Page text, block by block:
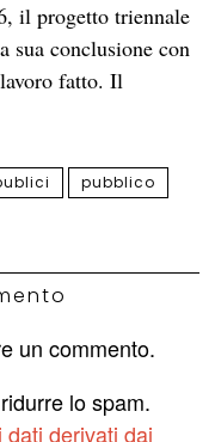
il progetto triennale
conclusione con
fatto. Il
pubblico
un commento.
lo spam.
derivati dai